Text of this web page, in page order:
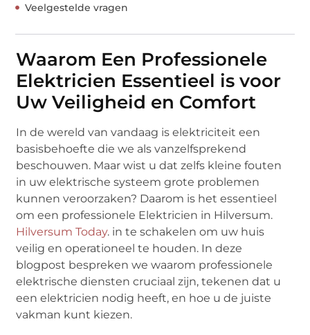
Veelgestelde vragen
Waarom Een Professionele
Elektricien Essentieel is voor
Uw Veiligheid en Comfort
In de wereld van vandaag is elektriciteit een
basisbehoefte die we als vanzelfsprekend
beschouwen. Maar wist u dat zelfs kleine fouten
in uw elektrische systeem grote problemen
kunnen veroorzaken? Daarom is het essentieel
om een professionele Elektricien in Hilversum.
Hilversum Today. in te schakelen om uw huis
veilig en operationeel te houden. In deze
blogpost bespreken we waarom professionele
elektrische diensten cruciaal zijn, tekenen dat u
een elektricien nodig heeft, en hoe u de juiste
vakman kunt kiezen.